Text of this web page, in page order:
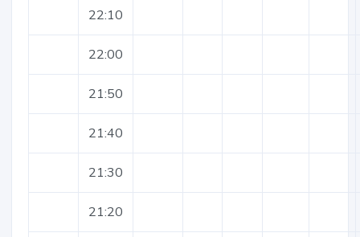
22:10
22:00
21:50
21:40
21:30
21:20